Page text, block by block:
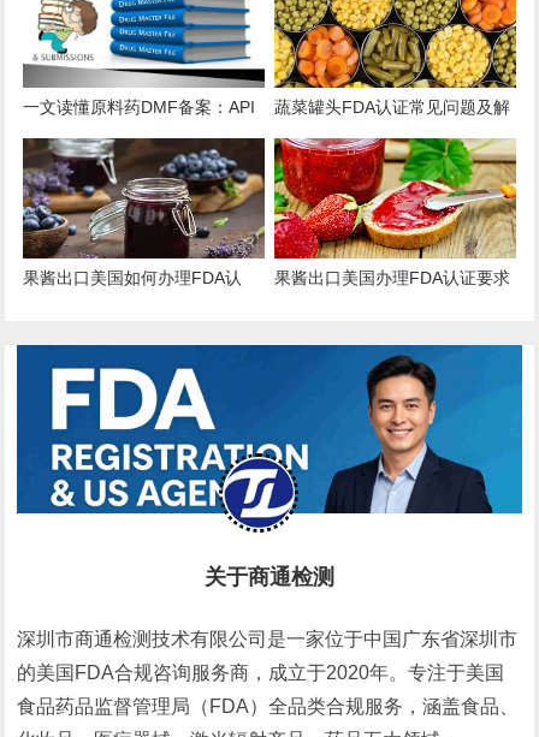
一文读懂原料药DMF备案：API
出口的“身份证”与“通行证”
蔬菜罐头FDA认证常见问题及解
决方案
果酱出口美国如何办理FDA认
果酱出口美国办理FDA认证要求
关于商通检测
深圳市商通检测技术有限公司是一家位于中国广东省深圳市
的美国FDA合规咨询服务商，成立于2020年。专注于美国
食品药品监督管理局（FDA）全品类合规服务，涵盖食品、